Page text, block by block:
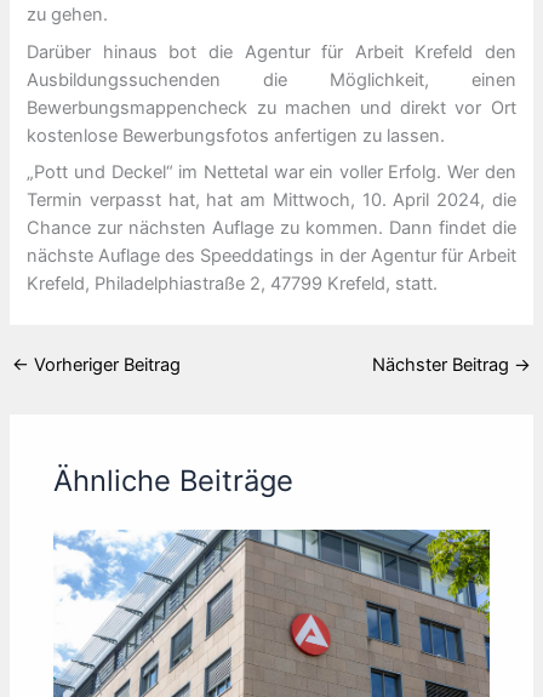
zu gehen.
Darüber hinaus bot die Agentur für Arbeit Krefeld den
Ausbildungssuchenden die Möglichkeit, einen
Bewerbungsmappencheck zu machen und direkt vor Ort
kostenlose Bewerbungsfotos anfertigen zu lassen.
„Pott und Deckel“ im Nettetal war ein voller Erfolg. Wer den
Termin verpasst hat, hat am Mittwoch, 10. April 2024, die
Chance zur nächsten Auflage zu kommen. Dann findet die
nächste Auflage des Speeddatings in der Agentur für Arbeit
Krefeld, Philadelphiastraße 2, 47799 Krefeld, statt.
← Vorheriger Beitrag Nächster Beitrag →
Ähnliche Beiträge